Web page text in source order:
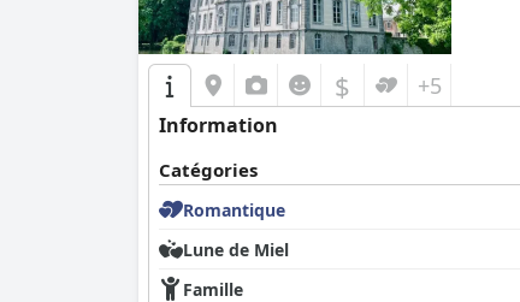
$ +5
Information
Catégories
Romantique
Lune de Miel
Famille